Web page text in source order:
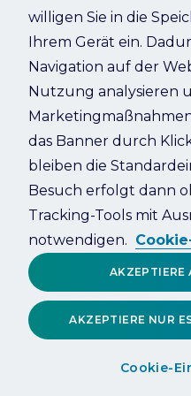
willigen Sie in die
Ihrem Gerät ein.
Navigation auf der
Nutzung analysieren
das Banner durch
bleiben die
Besuch erfolgt dann
Tracking-Tools mit
notwendigen.
Cookie-
AKZEPTIERE NUR
AKZEPTIERE